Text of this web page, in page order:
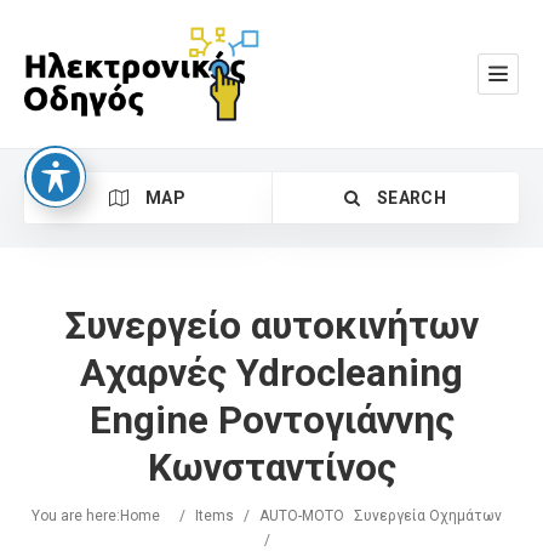
MAP SEARCH
Search
Συνεργείο αυτοκινήτων
Αχαρνές Ydrocleaning
Engine Ροντογιάννης
Κωνσταντίνος
You are here: Home / Items / AUTO-MOTO
Συνεργεία Οχημάτων
/